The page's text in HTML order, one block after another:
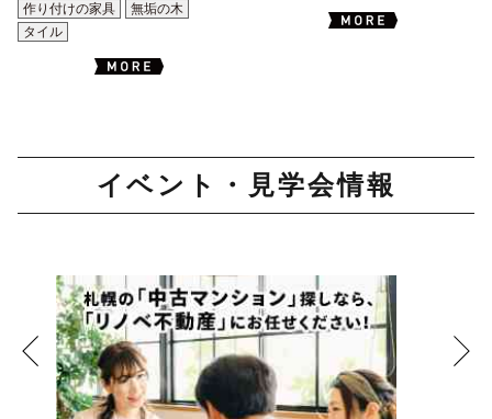
作り付けの家具
無垢の木
タイル
イベント・見学会情報